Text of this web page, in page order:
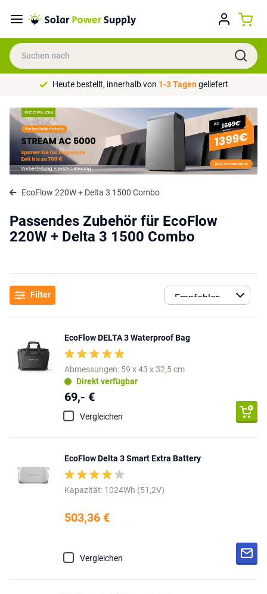
Heute bestellt, innerhalb von 1-3 Tagengeliefert
EcoFlow 220W + Delta 3 1500 Combo
Passendes Zubehör für EcoFlow
220W + Delta 3 1500 Combo
Filter
EcoFlow DELTA 3 Waterproof Bag
Abmessungen: 59 x 43 x 32,5 cm
Direkt verfügbar
69,- €
Vergleichen
EcoFlow Delta 3 Smart Extra Battery
Kapazität: 1024Wh (51,2V)
503,36 €
Vergleichen